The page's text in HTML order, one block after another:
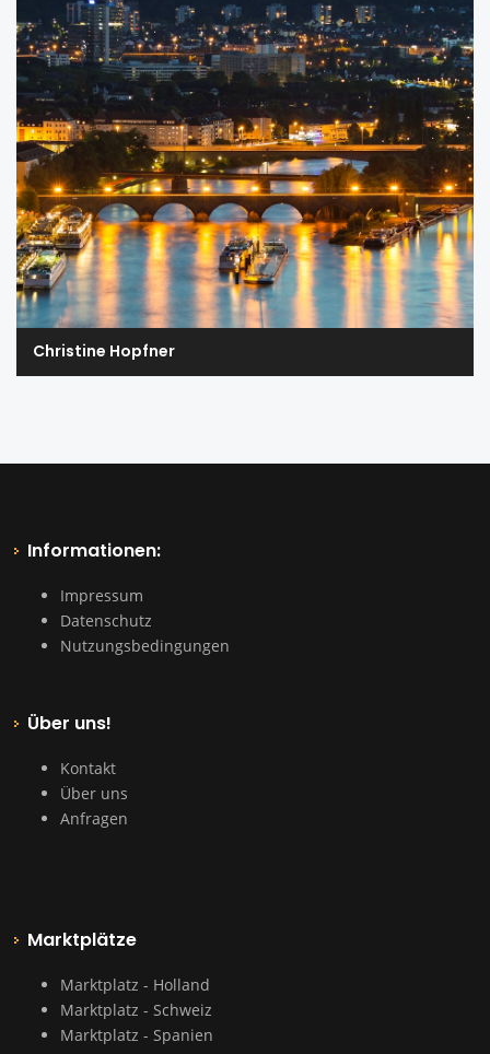
Christine Hopfner
Informationen:
Impressum
Datenschutz
Nutzungsbedingungen
Über uns!
Kontakt
Über uns
Anfragen
Marktplätze
Marktplatz - Holland
Marktplatz - Schweiz
Marktplatz - Spanien